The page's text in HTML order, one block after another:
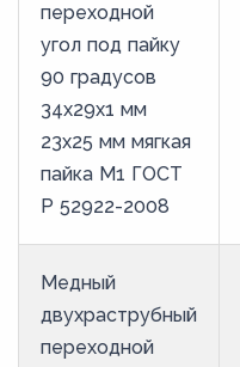
переходной
угол под пайку
90 градусов
34х29х1 мм
23х25 мм мягкая
пайка М1 ГОСТ
Р 52922-2008
Медный
двухраструбный
переходной